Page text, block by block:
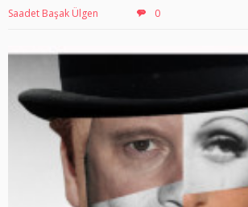
Saadet Başak Ülgen 0